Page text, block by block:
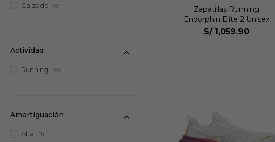
Zapatillas Running
Endorphin Elite 2 Unisex
S/ 1,059.90
Calzado (8)
Actividad
Running (8)
Amortiguación
Alta (1)